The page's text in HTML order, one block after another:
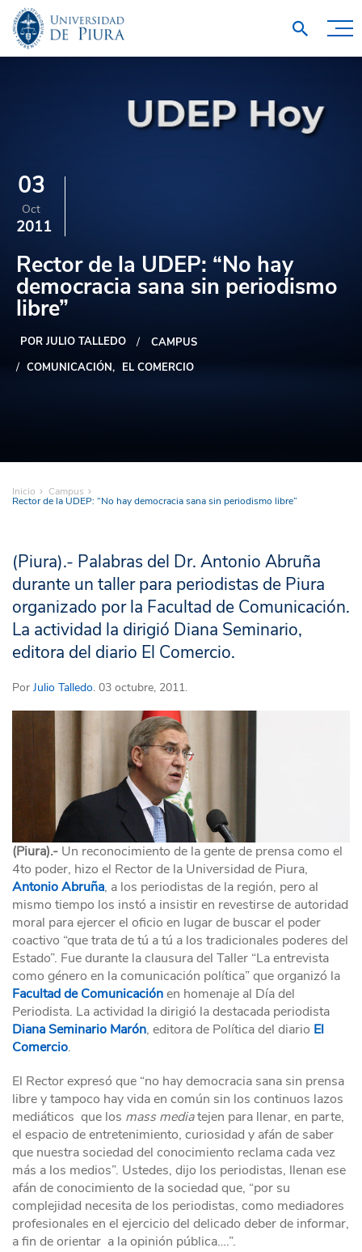
03
Oct
2011
Rector de la UDEP: “No hay
democracia sana sin periodismo
libre”
POR JULIO TALLEDO
CAMPUS
COMUNICACIÓN
EL COMERCIO
Inicio Campus
Rector de la UDEP: “No hay democracia sana sin periodismo libre”
(Piura).- Palabras del Dr. Antonio Abruña
durante un taller para periodistas de Piura
organizado por la Facultad de Comunicación.
La actividad la dirigió Diana Seminario,
editora del diario El Comercio.
Por Julio Talledo. 03 octubre, 2011.
(Piura).- Un reconocimiento de la gente de prensa como el
4to poder, hizo el Rector de la Universidad de Piura,
Antonio Abruña, a los periodistas de la región, pero al
mismo tiempo los instó a insistir en revestirse de autoridad
moral para ejercer el oficio en lugar de buscar el poder
coactivo “que trata de tú a tú a los tradicionales poderes del
Estado”. Fue durante la clausura del Taller “La entrevista
como género en la comunicación política” que organizó la
Facultad de Comunicaciónen homenaje al Día del
Periodista. La actividad la dirigió la destacada periodista
Diana Seminario Marón, editora de Política del diario El
Comercio.
El Rector expresó que “no hay democracia sana sin prensa
libre y tampoco hay vida en común sin los continuos lazos
mediáticos que los mass mediatejen para llenar, en parte,
el espacio de entretenimiento, curiosidad y afán de saber
que nuestra sociedad del conocimiento reclama cada vez
más a los medios”. Ustedes, dijo los periodistas, llenan ese
afán de conocimiento de la sociedad que, “por su
complejidad necesita de los periodistas, como mediadores
profesionales en el ejercicio del delicado deber de informar,
a fin de orientar a la opinión pública….”.